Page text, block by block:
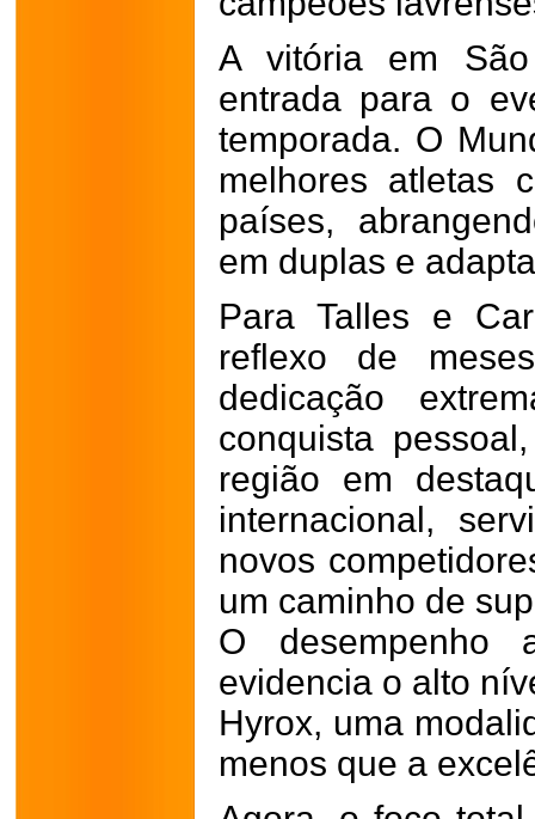
A vitória em
entrada para o
temporada. O
melhores atletas
países,
em duplas e
Para Talles e
reflexo de
dedicação
conquista
região em
internacional,
novos
um caminho de
O desempenho
evidencia o alto
Hyrox, uma
menos que a